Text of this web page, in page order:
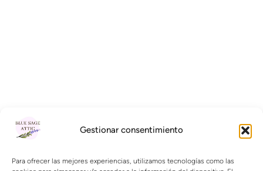
Gestionar consentimiento
Para ofrecer las mejores experiencias, utilizamos tecnologías como las